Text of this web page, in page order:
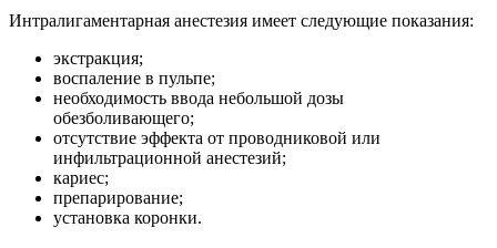
Интралигаментарная анестезия имеет следующие показания:
экстракция;
воспаление в пульпе;
необходимость ввода небольшой дозы
обезболивающего;
отсутствие эффекта от проводниковой или
инфильтрационной анестезий;
кариес;
препарирование;
установка коронки.